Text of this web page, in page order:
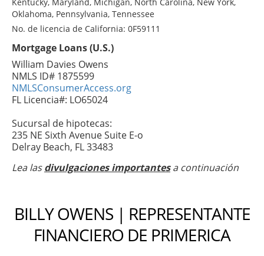
Oklahoma, Pennsylvania, Tennessee
No. de licencia de California: 0F59111
Mortgage Loans (U.S.)
William Davies Owens
NMLS ID# 1875599
NMLSConsumerAccess.org
FL Licencia#: LO65024
Sucursal de hipotecas:
235 NE Sixth Avenue Suite E-o
Delray Beach, FL 33483
Lea lasdivulgaciones importantesa continuación
BILLY OWENS | REPRESENTANTE
FINANCIERO DE PRIMERICA